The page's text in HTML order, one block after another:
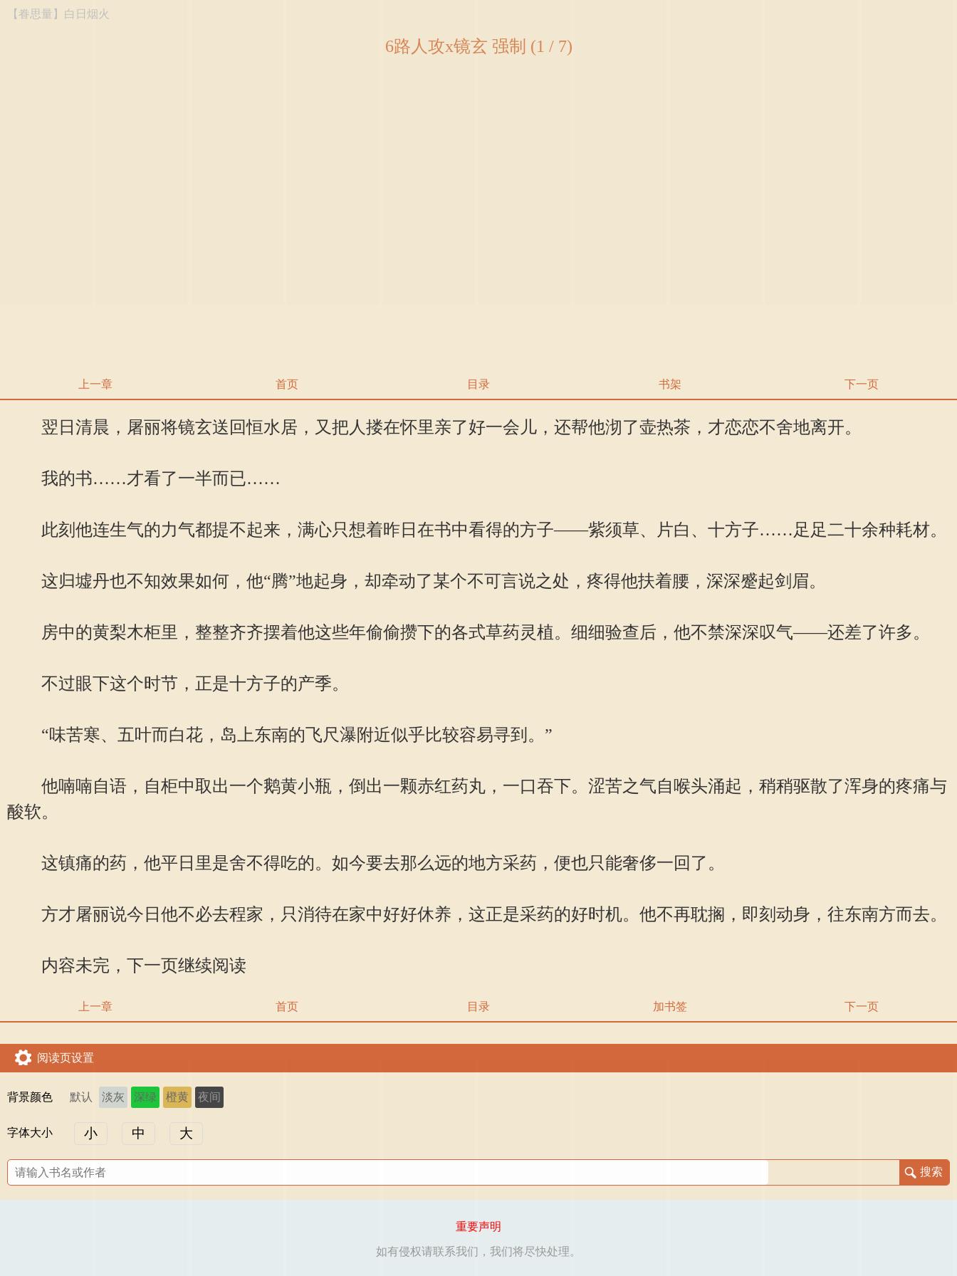
【眷思量】白日烟火
6路人攻x镜玄 强制 (1 / 7)
上一章 首页 目录 书架 下一页
翌日清晨，屠丽将镜玄送回恒水居，又把人搂在怀里亲了好一会儿，还帮他沏了壶热茶，才恋恋不舍地离开。
我的书……才看了一半而已……
此刻他连生气的力气都提不起来，满心只想着昨日在书中看得的方子——紫须草、片白、十方子……足足二十余种耗材。
这归墟丹也不知效果如何，他“腾”地起身，却牵动了某个不可言说之处，疼得他扶着腰，深深蹙起剑眉。
房中的黄梨木柜里，整整齐齐摆着他这些年偷偷攒下的各式草药灵植。细细验查后，他不禁深深叹气——还差了许多。
不过眼下这个时节，正是十方子的产季。
“味苦寒、五叶而白花，岛上东南的飞尺瀑附近似乎比较容易寻到。”
他喃喃自语，自柜中取出一个鹅黄小瓶，倒出一颗赤红药丸，一口吞下。涩苦之气自喉头涌起，稍稍驱散了浑身的疼痛与
酸软。
这镇痛的药，他平日里是舍不得吃的。如今要去那么远的地方采药，便也只能奢侈一回了。
方才屠丽说今日他不必去程家，只消待在家中好好休养，这正是采药的好时机。他不再耽搁，即刻动身，往东南方而去。
内容未完，下一页继续阅读
上一章 首页 目录 加书签 下一页
阅读页设置
背景颜色 默认 淡灰 深绿 橙黄 夜间
字体大小 小 中 大
重要声明
如有侵权请联系我们，我们将尽快处理。